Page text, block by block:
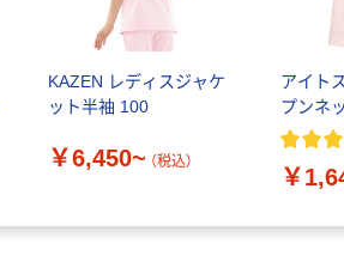
KAZEN レディスジャケ
ット半袖 100
￥6,450~ （税込）
アイト
プンネ
￥